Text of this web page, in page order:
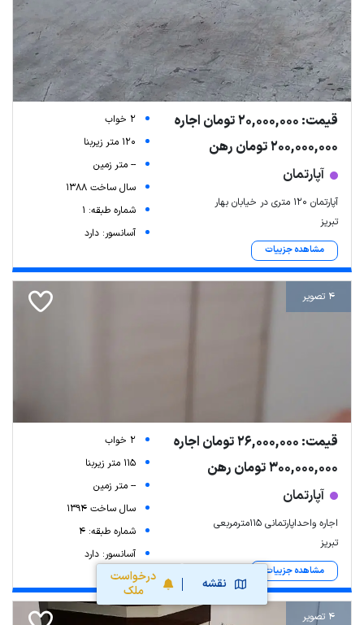
نقشه
درخواست
ملک
قیمت: 20,000,000 تومان اجاره
200,000,000 تومان رهن
آپارتمان
آپارتمان ۱۲۰ متری در خیابان بهار
تبریز
مشاهده جزییات
2 خواب
120 متر زیربنا
-- متر زمین
سال ساخت 1388
شماره طبقه: 1
آسانسور: دارد
4 تصویر
قیمت: 26,000,000 تومان اجاره
300,000,000 تومان رهن
آپارتمان
اجاره واحداپارتمانی ۱۱۵مترمربعی
تبریز
مشاهده جزییات
2 خواب
115 متر زیربنا
-- متر زمین
سال ساخت 1394
شماره طبقه: 4
آسانسور: دارد
4 تصویر